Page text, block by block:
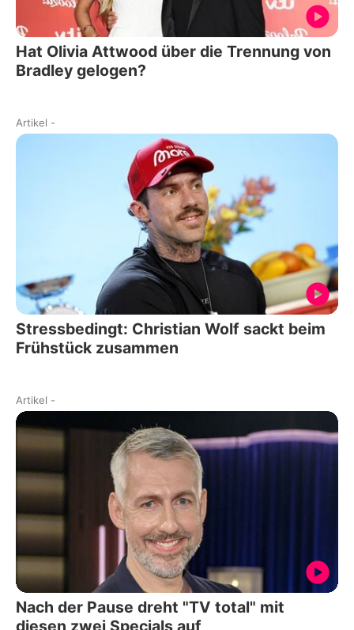
Hat Olivia Attwood über die Trennung von
Bradley gelogen?
Artikel -
Stressbedingt: Christian Wolf sackt beim
Frühstück zusammen
Artikel -
Nach der Pause dreht "TV total" mit
diesen zwei Specials auf